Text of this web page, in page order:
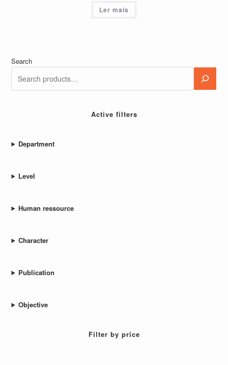
Ler mais
Search
Active filters
Department
Level
Human ressource
Character
Publication
Objective
Filter by price